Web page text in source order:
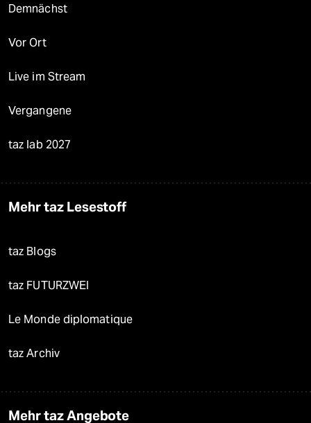
Demnächst
Vor Ort
Live im Stream
Vergangene
taz lab 2027
Mehr taz Lesestoff
taz Blogs
taz FUTURZWEI
Le Monde diplomatique
taz Archiv
Mehr taz Angebote